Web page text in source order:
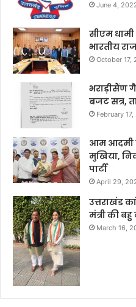
June 4,
सीएम
भारतीय
October 17,
भराड़ीसैंण
बजट सत्र,
February
आम आदमी
मुखिया,
पार्टी
April 29,
उत्तराखंड
मंत्री की
March 16,